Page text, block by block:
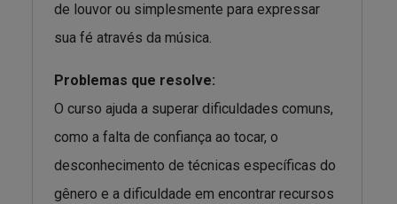
de louvor ou simplesmente para expressar
sua fé através da música.
Problemas que resolve:
O curso ajuda a superar dificuldades comuns,
como a falta de confiança ao tocar, o
desconhecimento de técnicas específicas do
gênero e a dificuldade em encontrar recursos